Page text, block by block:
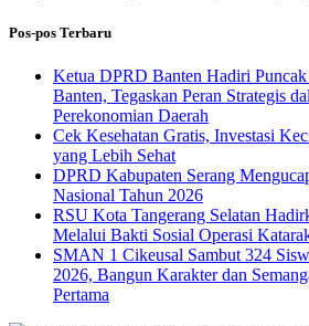
Pos-pos Terbaru
Ketua DPRD Banten Hadiri
Banten, Tegaskan Peran Strategis
Perekonomian Daerah
Cek Kesehatan Gratis, Investasi
yang Lebih Sehat
DPRD Kabupaten Serang
Nasional Tahun 2026
RSU Kota Tangerang Selatan
Melalui Bakti Sosial Operasi
SMAN 1 Cikeusal Sambut 324
2026, Bangun Karakter dan
Pertama